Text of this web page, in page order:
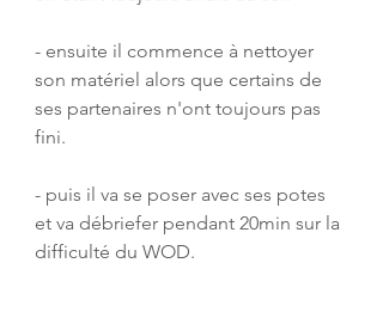
- ensuite il commence à nettoyer
son matériel alors que certains de
ses partenaires n'ont toujours pas
fini.
- puis il va se poser avec ses potes
et va débriefer pendant 20min sur la
difficulté du WOD.